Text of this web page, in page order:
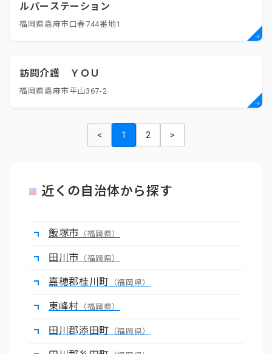
ルパーステーション
福岡県嘉麻市口春744番地1
訪問介護 ＹＯＵ
福岡県嘉麻市平山367-2
< 1 2 >
近くの自治体から探す
飯塚市 （福岡県）
田川市 （福岡県）
嘉穂郡桂川町 （福岡県）
東峰村 （福岡県）
田川郡添田町 （福岡県）